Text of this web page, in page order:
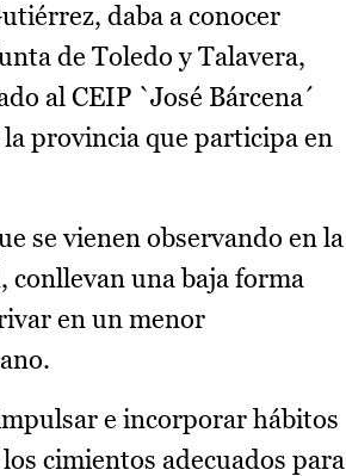
daba a conocer
de Toledo y Talavera,
al CEIP `José Bárcena´
la provincia que participa en
se vienen observando en la
conllevan una baja forma
en un menor
e incorporar hábitos
cimientos adecuados para